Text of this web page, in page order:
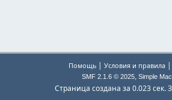
Помощь | Условия и правила |
SMF 2.1.6 © 2025, Simple
Страница создана за 0.023 сек.